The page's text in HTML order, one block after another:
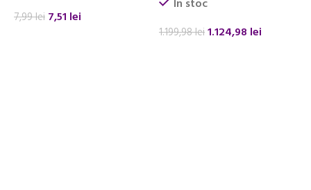
7,99lei 7,51 lei
In stoc
1.199,98lei1.124,98 lei